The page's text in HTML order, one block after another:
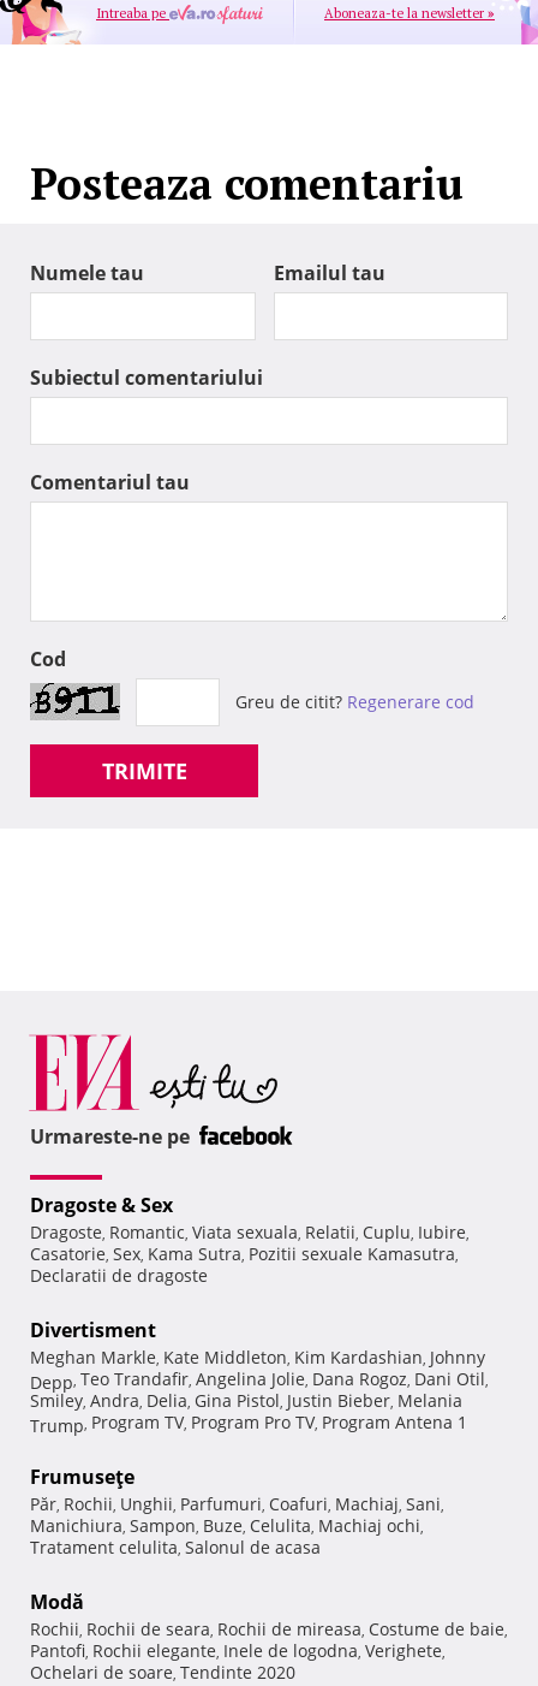
Intreaba pe Aboneaza-te la newsletter »
Posteaza comentariu
Numele tau Emailul tau
Subiectul comentariului
Comentariul tau
Cod
Greu de citit? Regenerare cod
TRIMITE
Urmareste-ne pe
Dragoste & Sex
Dragoste, Romantic, Viata sexuala, Relatii, Cuplu, Iubire,
Casatorie, Sex, Kama Sutra, Pozitii sexuale Kamasutra,
Declaratii de dragoste
Divertisment
Meghan Markle, Kate Middleton, Kim Kardashian, Johnny
Depp, Teo Trandafir, Angelina Jolie, Dana Rogoz, Dani Otil,
Smiley, Andra, Delia, Gina Pistol, Justin Bieber, Melania
Trump, Program TV, Program Pro TV, Program Antena 1
Frumuseţe
Păr, Rochii, Unghii, Parfumuri, Coafuri, Machiaj, Sani,
Manichiura, Sampon, Buze, Celulita, Machiaj ochi,
Tratament celulita, Salonul de acasa
Modă
Rochii, Rochii de seara, Rochii de mireasa, Costume de baie,
Pantofi, Rochii elegante, Inele de logodna, Verighete,
Ochelari de soare, Tendinte 2020